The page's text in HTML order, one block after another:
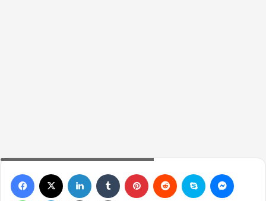
Facebook LinkedIn Tumblr Pinterest Reddit Skype